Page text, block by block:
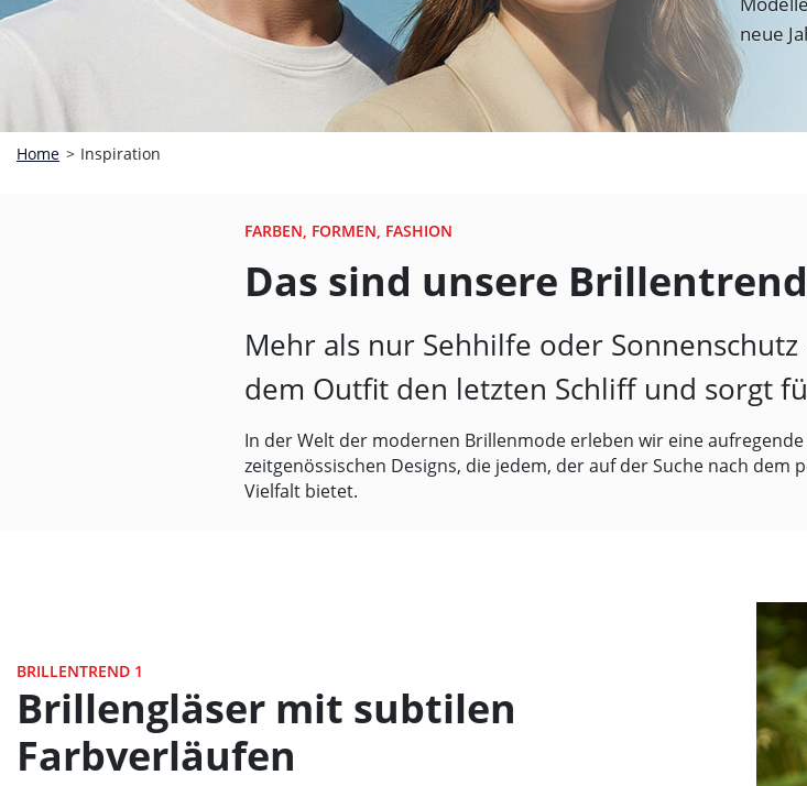
neue
Home > Inspiration
FARBEN, FORMEN, FASHION
Das sind unsere
Mehr als nur Sehhilfe oder
dem Outfit den letzten Schliff und sorgt
In der Welt der modernen Brillenmode erleben wir eine
zeitgenössischen Designs, die jedem, der auf der Suche nach dem
Vielfalt bietet.
BRILLENTREND 1
Brillengläser mit subtilen
Farbverläufen